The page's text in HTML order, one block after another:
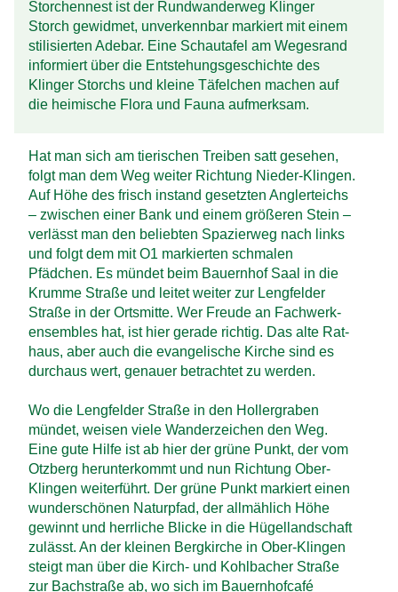
Storchen­nest ist der Rund­wander­weg Klinger
Storch gewidmet, unver­kennbar markiert mit einem
stilisierten Adebar. Eine Schau­tafel am Weges­rand
informiert über die Entstehungs­geschichte des
Klinger Storchs und kleine Täfelchen machen auf
die heimische Flora und Fauna aufmerksam.
Hat man sich am tierischen Treiben satt gesehen,
folgt man dem Weg weiter Richtung Nieder-Klingen.
Auf Höhe des frisch instand gesetzten Angler­teichs
– zwischen einer Bank und einem größeren Stein –
verlässt man den beliebten Spazier­weg nach links
und folgt dem mit O1 markierten schmalen
Pfädchen. Es mündet beim Bauern­hof Saal in die
Krumme Straße und leitet weiter zur Leng­felder
Straße in der Orts­mitte. Wer Freude an Fach­werk­
ensembles hat, ist hier gerade richtig. Das alte Rat­
haus, aber auch die evangelische Kirche sind es
durchaus wert, genauer betrachtet zu werden.
Wo die Lengfelder Straße in den Holler­graben
mündet, weisen viele Wander­zeichen den Weg.
Eine gute Hilfe ist ab hier der grüne Punkt, der vom
Otzberg herunter­kommt und nun Richtung Ober-
Klingen weiter­führt. Der grüne Punkt markiert einen
wunder­schönen Natur­pfad, der allmählich Höhe
gewinnt und herrliche Blicke in die Hügel­land­schaft
zulässt. An der kleinen Berg­kirche in Ober-Klingen
steigt man über die Kirch- und Kohl­bacher Straße
zur Bach­straße ab, wo sich im Bauern­hof­café